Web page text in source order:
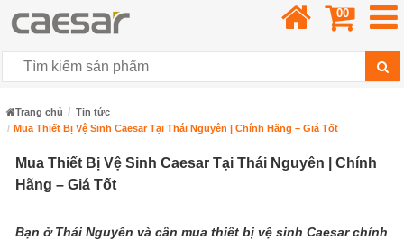
00
Trang chủ
Tin tức
Mua Thiết Bị Vệ Sinh Caesar Tại Thái Nguyên | Chính Hãng – Giá Tốt
Mua Thiết Bị Vệ Sinh Caesar Tại Thái Nguyên | Chính
Hãng – Giá Tốt
Bạn ở Thái Nguyên và cần mua thiết bị vệ sinh Caesar chính